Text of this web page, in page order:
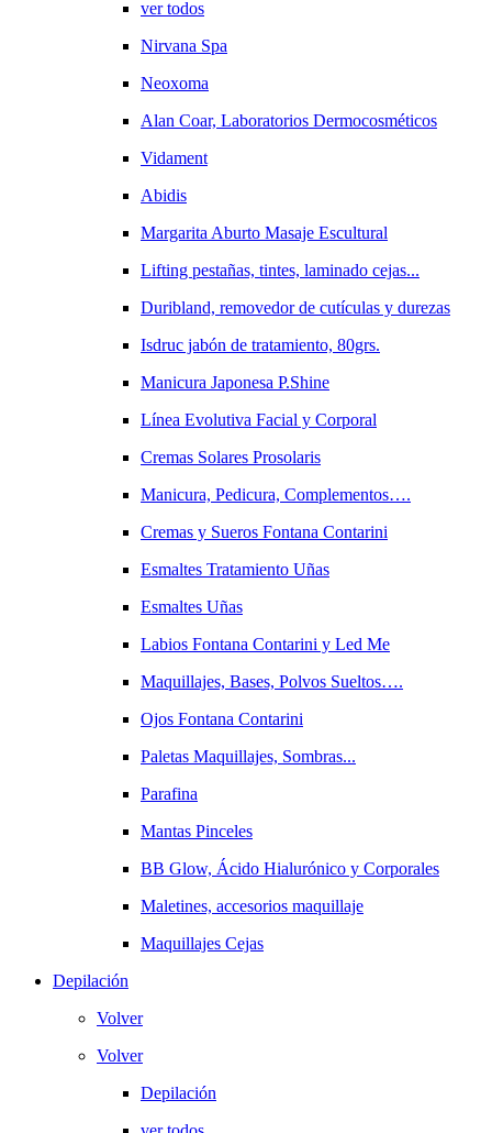
ver todos
Nirvana Spa
Neoxoma
Alan Coar, Laboratorios Dermocosméticos
Vidament
Abidis
Margarita Aburto Masaje Escultural
Lifting pestañas, tintes, laminado cejas...
Duribland, removedor de cutículas y durezas
Isdruc jabón de tratamiento, 80grs.
Manicura Japonesa P.Shine
Línea Evolutiva Facial y Corporal
Cremas Solares Prosolaris
Manicura, Pedicura, Complementos….
Cremas y Sueros Fontana Contarini
Esmaltes Tratamiento Uñas
Esmaltes Uñas
Labios Fontana Contarini y Led Me
Maquillajes, Bases, Polvos Sueltos….
Ojos Fontana Contarini
Paletas Maquillajes, Sombras...
Parafina
Mantas Pinceles
BB Glow, Ácido Hialurónico y Corporales
Maletines, accesorios maquillaje
Maquillajes Cejas
Depilación
Volver
Volver
Depilación